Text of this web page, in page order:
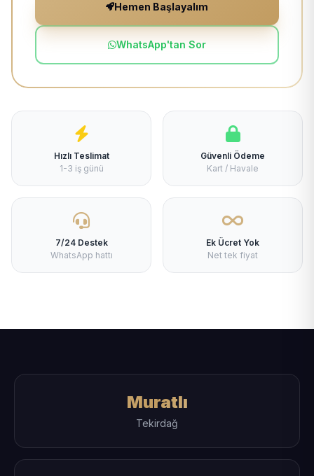
Hemen Başlayalım
WhatsApp'tan Sor
Hızlı Teslimat
1-3 iş günü
Güvenli Ödeme
Kart / Havale
7/24 Destek
WhatsApp hattı
Ek Ücret Yok
Net tek fiyat
Muratlı
Tekirdağ